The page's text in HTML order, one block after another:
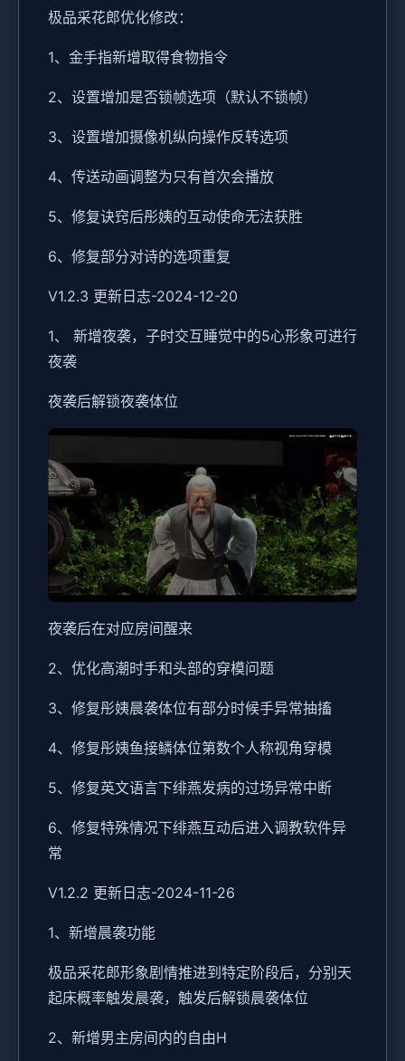
极品采花郎优化修改：
1、金手指新增取得食物指令
2、设置增加是否锁帧选项（默认不锁帧）
3、设置增加摄像机纵向操作反转选项
4、传送动画调整为只有首次会播放
5、修复诀窍后彤姨的互动使命无法获胜
6、修复部分对诗的选项重复
V1.2.3 更新日志-2024-12-20
1、 新增夜袭，子时交互睡觉中的5心形象可进行
夜袭
夜袭后解锁夜袭体位
夜袭后在对应房间醒来
2、优化高潮时手和头部的穿模问题
3、修复彤姨晨袭体位有部分时候手异常抽搐
4、修复彤姨鱼接鳞体位第数个人称视角穿模
5、修复英文语言下绯燕发病的过场异常中断
6、修复特殊情况下绯燕互动后进入调教软件异
常
V1.2.2 更新日志-2024-11-26
1、新增晨袭功能
极品采花郎形象剧情推进到特定阶段后，分别天
起床概率触发晨袭，触发后解锁晨袭体位
2、新增男主房间内的自由H